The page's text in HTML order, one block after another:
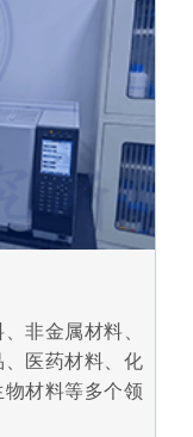
非金属材料、
医药材料、化
材料等多个领